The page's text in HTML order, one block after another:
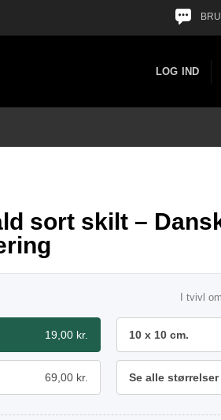
LOG IND
sort skilt –
I tvivl
19,00 kr. 10 x 10 cm.
69,00 kr. Se alle størrelser